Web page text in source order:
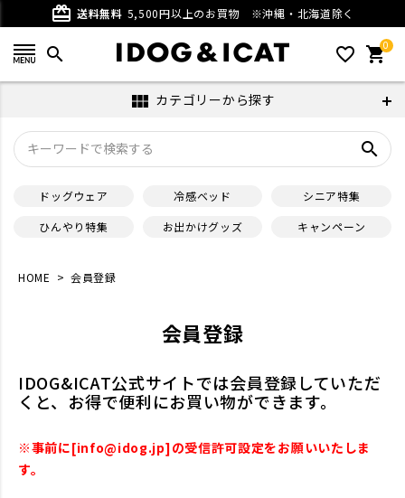
card_giftcard 送料無料 5,500円以上のお買物 ※沖縄・北海道除く
search favorite_outline 0
shopping_cart
view_module カテゴリーから探す
search
ドッグウェア 冷感ベッド
シニア特集
ひんやり特集
お出かけグッズ キャンペーン
HOME 会員登録
会員登録
IDOG&ICAT公式サイトでは会員登録していただ
くと、お得で便利にお買い物ができます。
※事前に[info@idog.jp]の受信許可設定をお願いいたしま
す。